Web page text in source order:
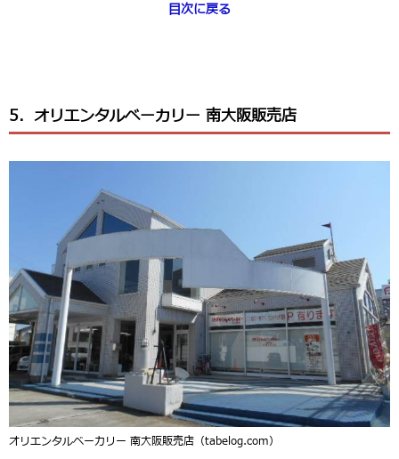
目次に戻る
5．オリエンタルベーカリー 南大阪販売店
オリエンタルベーカリー 南大阪販売店（tabelog.com）